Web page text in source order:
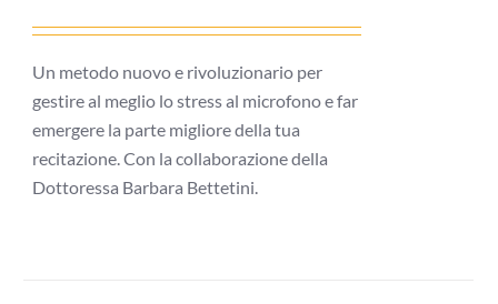
Un metodo nuovo e rivoluzionario per
gestire al meglio lo stress al microfono e far
emergere la parte migliore della tua
recitazione. Con la collaborazione della
Dottoressa Barbara Bettetini.